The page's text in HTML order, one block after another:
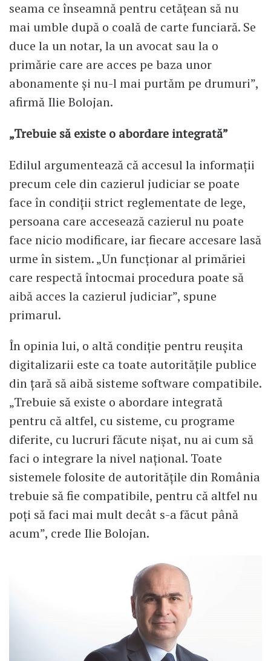
seama ce înseamnă pentru cetățean să nu
mai umble după o coală de carte funciară. Se
duce la un notar, la un avocat sau la o
primărie care are acces pe baza unor
abonamente și nu-l mai purtăm pe drumuri”,
afirmă Ilie Bolojan.
„Trebuie să existe o abordare integrată”
Edilul argumentează că accesul la informații
precum cele din cazierul judiciar se poate
face în condiții strict reglementate de lege,
persoana care accesează cazierul nu poate
face nicio modificare, iar fiecare accesare lasă
urme în sistem. „Un funcționar al primăriei
care respectă întocmai procedura poate să
aibă acces la cazierul judiciar”, spune
primarul.
În opinia lui, o altă condiție pentru reușita
digitalizarii este ca toate autoritățile publice
din țară să aibă sisteme software compatibile.
„Trebuie să existe o abordare integrată
pentru că altfel, cu sisteme, cu programe
diferite, cu lucruri făcute nișat, nu ai cum să
faci o integrare la nivel național. Toate
sistemele folosite de autoritățile din România
trebuie să fie compatibile, pentru că altfel nu
poți să faci mai mult decât s-a făcut până
acum”, crede Ilie Bolojan.